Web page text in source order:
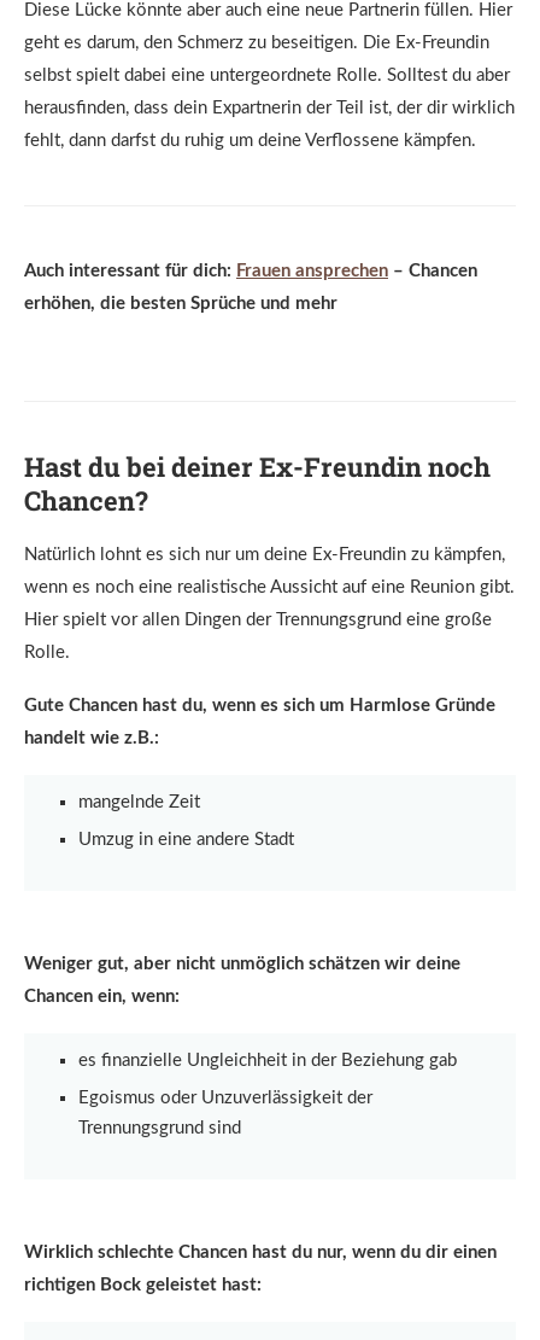
Diese Lücke könnte aber auch eine neue Partnerin füllen. Hier
geht es darum, den Schmerz zu beseitigen. Die Ex-Freundin
selbst spielt dabei eine untergeordnete Rolle. Solltest du aber
herausfinden, dass dein Expartnerin der Teil ist, der dir wirklich
fehlt, dann darfst du ruhig um deine Verflossene kämpfen.
Auch interessant für dich: Frauen ansprechen – Chancen
erhöhen, die besten Sprüche und mehr
Hast du bei deiner Ex-Freundin noch
Chancen?
Natürlich lohnt es sich nur um deine Ex-Freundin zu kämpfen,
wenn es noch eine realistische Aussicht auf eine Reunion gibt.
Hier spielt vor allen Dingen der Trennungsgrund eine große
Rolle.
Gute Chancen hast du, wenn es sich um Harmlose Gründe
handelt wie z.B.:
mangelnde Zeit
Umzug in eine andere Stadt
Weniger gut, aber nicht unmöglich schätzen wir deine
Chancen ein, wenn:
es finanzielle Ungleichheit in der Beziehung gab
Egoismus oder Unzuverlässigkeit der
Trennungsgrund sind
Wirklich schlechte Chancen hast du nur, wenn du dir einen
richtigen Bock geleistet hast: